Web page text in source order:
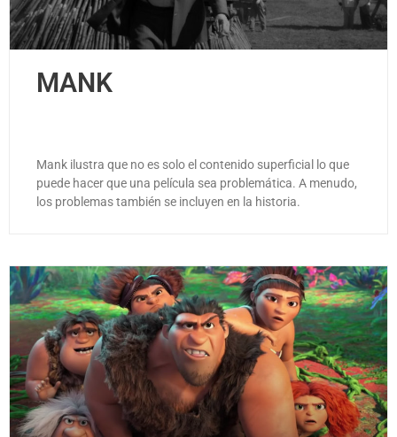
MANK
Mank ilustra que no es solo el contenido superficial lo que
puede hacer que una película sea problemática. A menudo,
los problemas también se incluyen en la historia.